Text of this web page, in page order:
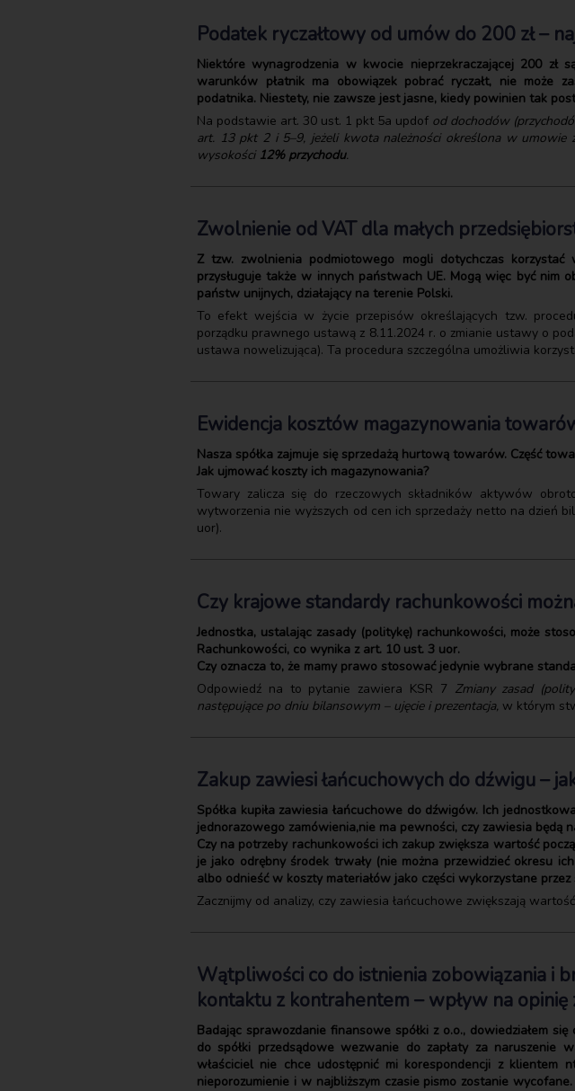
Podatek ryczałtowy od umów do 200 zł –
Niektóre wynagrodzenia w kwocie nieprzekraczającej 200 zł
warunków płatnik ma obowiązek pobrać ryczałt, nie może
podatnika. Niestety, nie zawsze jest jasne, kiedy powinien tak
Na podstawie art. 30 ust. 1 pkt 5a updof od dochodów
art. 13 pkt 2 i 5–9, jeżeli kwota należności określona w umowie
wysokości 12% przychodu.
Zwolnienie od VAT dla małych
Z tzw. zwolnienia podmiotowego mogli dotychczas
przysługuje także w innych państwach UE. Mogą więc być nim
państw unijnych, działający na terenie Polski.
To efekt wejścia w życie przepisów określających tzw.
porządku prawnego ustawą z 8.11.2024 r. o zmianie ustawy o
ustawa nowelizująca). Ta procedura szczególna umożliwia
Ewidencja kosztów magazynowania
Nasza spółka zajmuje się sprzedażą hurtową towarów. Część
Jak ujmować koszty ich magazynowania?
Towary zalicza się do rzeczowych składników aktywów
wytworzenia nie wyższych od cen ich sprzedaży netto na dzień
uor).
Czy krajowe standardy rachunkowości
Jednostka, ustalając zasady (politykę) rachunkowości, może
Rachunkowości, co wynika z art. 10 ust. 3 uor.
Czy oznacza to, że mamy prawo stosować jedynie wybrane
Odpowiedź na to pytanie zawiera KSR 7 Zmiany zasad
następujące po dniu bilansowym – ujęcie i prezentacja, w którym
Zakup zawiesi łańcuchowych do dźwigu –
Spółka kupiła zawiesia łańcuchowe do dźwigów. Ich
jednorazowego zamówienia,nie ma pewności, czy zawiesia będą
Czy na potrzeby rachunkowości ich zakup zwiększa wartość
je jako odrębny środek trwały (nie można przewidzieć okresu
albo odnieść w koszty materiałów jako części wykorzystane przez
Zacznijmy od analizy, czy zawiesia łańcuchowe zwiększają
Wątpliwości co do istnienia zobowiązania i
kontaktu z kontrahentem – wpływ na opinię
Badając sprawozdanie finansowe spółki z o.o., dowiedziałem
do spółki przedsądowe wezwanie do zapłaty za naruszenie
właściciel nie chce udostępnić mi korespondencji z
nieporozumienie i w najbliższym czasie pismo zostanie